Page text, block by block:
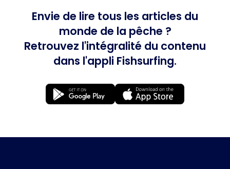
Envie de lire tous les articles du
monde de la pêche ?
Retrouvez l'intégralité du contenu
dans l'appli Fishsurfing.